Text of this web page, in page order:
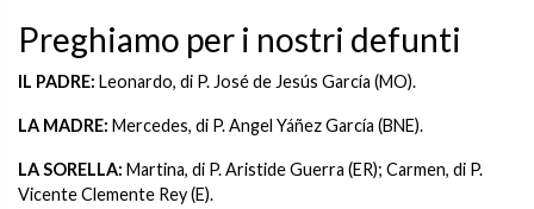
Preghiamo per i nostri defunti
IL PADRE: Leonardo, di P. José de Jesús García (MO).
LA MADRE: Mercedes, di P. Angel Yáñez García (BNE).
LA SORELLA: Martina, di P. Aristide Guerra (ER); Carmen, di P.
Vicente Clemente Rey (E).